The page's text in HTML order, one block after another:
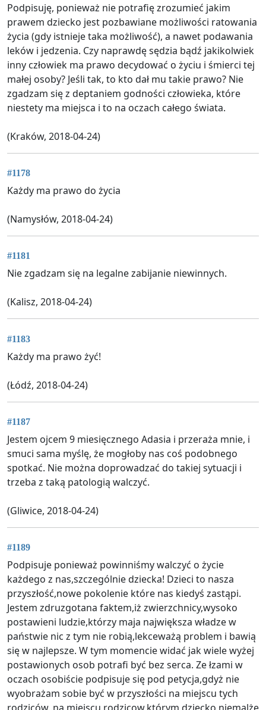
Podpisuję, ponieważ nie potrafię zrozumieć jakim
prawem dziecko jest pozbawiane możliwości ratowania
życia (gdy istnieje taka możliwość), a nawet podawania
leków i jedzenia. Czy naprawdę sędzia bądź jakikolwiek
inny człowiek ma prawo decydować o życiu i śmierci tej
małej osoby? Jeśli tak, to kto dał mu takie prawo? Nie
zgadzam się z deptaniem godności człowieka, które
niestety ma miejsca i to na oczach całego świata.
(Kraków, 2018-04-24)
#1178
Każdy ma prawo do życia
(Namysłów, 2018-04-24)
#1181
Nie zgadzam się na legalne zabijanie niewinnych.
(Kalisz, 2018-04-24)
#1183
Każdy ma prawo żyć!
(Łódź, 2018-04-24)
#1187
Jestem ojcem 9 miesięcznego Adasia i przeraża mnie, i
smuci sama myślę, że mogłoby nas coś podobnego
spotkać. Nie można doprowadzać do takiej sytuacji i
trzeba z taką patologią walczyć.
(Gliwice, 2018-04-24)
#1189
Podpisuje ponieważ powinniśmy walczyć o życie
każdego z nas,szczególnie dziecka! Dzieci to nasza
przyszłość,nowe pokolenie które nas kiedyś zastąpi.
Jestem zdruzgotana faktem,iż zwierzchnicy,wysoko
postawieni ludzie,którzy maja największa władze w
państwie nic z tym nie robią,lekceważą problem i bawią
się w najlepsze. W tym momencie widać jak wiele wyżej
postawionych osob potrafi być bez serca. Ze łzami w
oczach osobiście podpisuje się pod petycja,gdyż nie
wyobrażam sobie być w przyszłości na miejscu tych